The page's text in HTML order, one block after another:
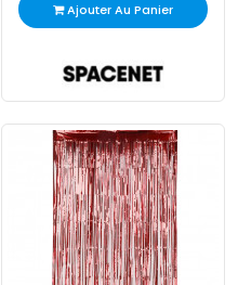
Ajouter Au Panier